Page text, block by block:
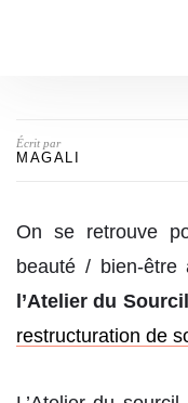
Écrit par
MAGALI
On se retrouve
beauté / bien-être
l’Atelier du Sourcil
restructuration de